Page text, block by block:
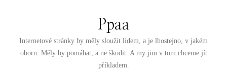
Ppaa
Internetové stránky by měly sloužit lidem, a je lhostejno, v jakém
oboru. Měly by pomáhat, a ne škodit. A my jim v tom chceme jít
příkladem.